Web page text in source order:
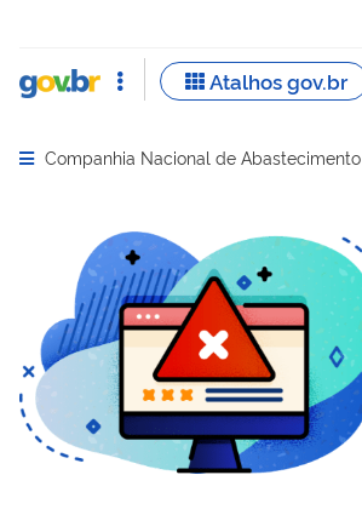
Abrir menu principal de navegação
Companhia Nacional de Abastecimento